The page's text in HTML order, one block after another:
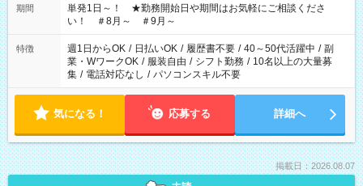
期間
単発1日～！ ★勤務開始日や期間はお気軽にご相談くださ
い！ ＃8月～ ＃9月～
特徴 週1日からOK / 日払いOK / 履歴書不要 / 40～50代活躍中 / 副
業・WワークOK / 服装自由 / シフト勤務 / 10名以上の大量募
集 / 電話対応なし / パソコンスキル不要
気になる！ 応募する 詳細へ
掲載日：2026.08.07